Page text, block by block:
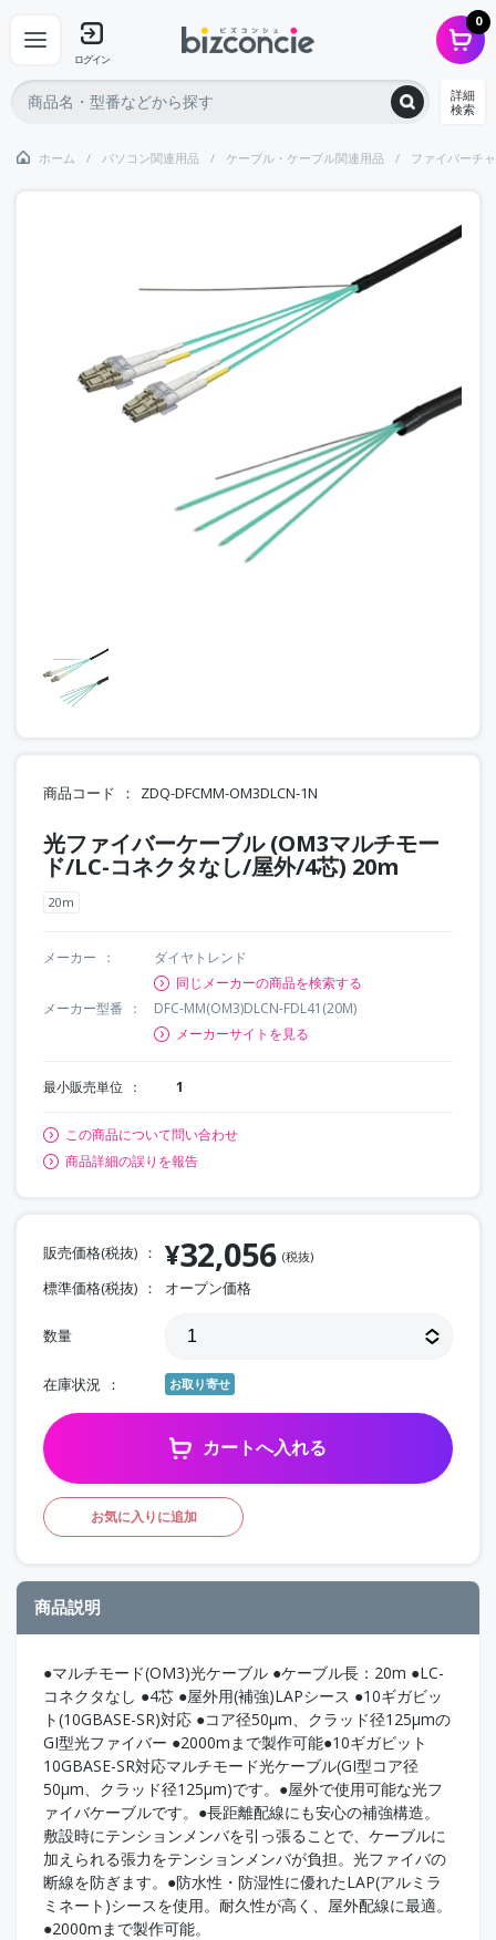
ログイン
0
詳細
検索
ホーム パソコン関連用品 ケーブル・ケーブル関連用品 ファイバーチ
商品コード ZDQ-DFCMM-OM3DLCN-1N
光ファイバーケーブル (OM3マルチモー
ド/LC-コネクタなし/屋外/4芯) 20m
20m
メーカー
ダイヤトレンド
同じメーカーの商品を検索する
メーカー型番
DFC-MM(OM3)DLCN-FDL41(20M)
メーカーサイトを見る
最小販売単位 1
この商品について問い合わせ
商品詳細の誤りを報告
販売価格(税抜) ¥32,056 (税抜)
標準価格(税抜) オープン価格
数量
在庫状況 お取り寄せ
カートへ入れる
お気に入りに追加
商品説明
●マルチモード(OM3)光ケーブル ●ケーブル長：20m ●LC-
コネクタなし ●4芯 ●屋外用(補強)LAPシース ●10ギガビッ
ト(10GBASE-SR)対応 ●コア径50μm、クラッド径125μmの
GI型光ファイバー ●2000mまで製作可能●10ギガビット
10GBASE-SR対応マルチモード光ケーブル(GI型コア径
50μm、クラッド径125μm)です。●屋外で使用可能な光フ
ァイバケーブルです。●長距離配線にも安心の補強構造。
敷設時にテンションメンバを引っ張ることで、ケーブルに
加えられる張力をテンションメンバが負担。光ファイバの
断線を防ぎます。●防水性・防湿性に優れたLAP(アルミラ
ミネート)シースを使用。耐久性が高く、屋外配線に最適。
●2000mまで製作可能。